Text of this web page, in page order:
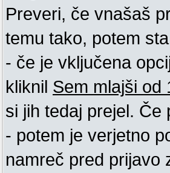
Preveri, če vnašaš
temu tako, potem
- če je vključena
kliknil Sem mlajši od
si jih tedaj prejel. Če
- potem je verjetno
namreč pred prijavo